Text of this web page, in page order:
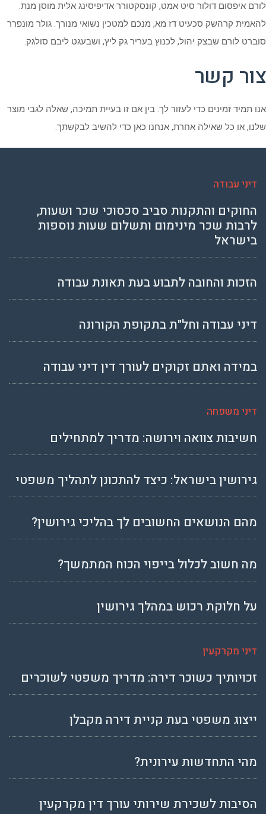
לורם איפסום דולור סיט אמט, קונסקטורר אדיפיסינג אלית מוסן מנת.
להאמית קרהשק סכעיט דז מא, מנכם למטכין נשואי מנורך. גולר מונפרר
סוברט לורם שבצק יהול, לכנוץ בעריר גק ליץ, ושבעגט ליבם סולגק.
צור קשר
אנו תמיד זמינים כדי לעזור לך. בין אם זו בעיית תמיכה, שאלה לגבי מוצר
שלנו, או כל שאילה אחרת, אנחנו כאן כדי להשיב לבקשתך.
דיני עבודה
החוקים והתקנות סביב סכסוכי שכר ושעות,
לרבות שכר מינימום ותשלום שעות נוספות
בישראל
הזכות והחובה לתבוע בעת תאונת עבודה
דיני עבודה וחל"ת בתקופת הקורונה
במידה ואתם זקוקים לעורך דין דיני עבודה
דיני משפחה
חשיבות צוואה וירושה: מדריך למתחילים
גירושין בישראל: כיצד להתכונן לתהליך משפטי
מהם הנושאים החשובים לך בהליכי גירושין?
מה חשוב לכלול בייפוי הכוח המתמשך?
על חלוקת רכוש במהלך גירושין
דיני מקרקעין
זכויותיך כשוכר דירה: מדריך משפטי לשוכרים
ייצוג משפטי בעת קניית דירה מקבלן
מהי התחדשות עירונית?
הסיבות לשכירת שירותי עורך דין מקרקעין